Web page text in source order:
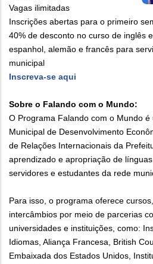
Vagas ilimitadas
Inscrições abertas para o primeiro
40% de desconto no curso de inglês
espanhol, alemão e francês para
municipal
Inscreva-se aqui
Sobre o Falando com o Mundo:
O Programa Falando com o Mundo
Municipal de Desenvolvimento
de Relações Internacionais da
aprendizado e apropriação de
servidores e estudantes da rede
Para isso, o programa oferece
intercâmbios por meio de parcerias
universidades e instituições, como:
Idiomas, Aliança Francesa, British
Embaixada dos Estados Unidos,